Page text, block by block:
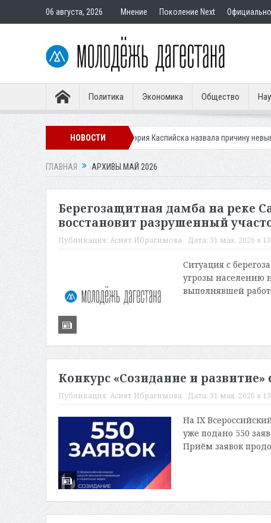
06 августа, 2026 Мнение Поколение Next Официально
Политика Экономика Общество
НОВОСТИ
клещей Мэрия Каспийска назвала причину невывоза мусора в
ГЛАВНАЯ АРХИВЫ МАЙ 2026
Берегозащитная дамба на реке
восстановит разрушенный
Публикация: Асият Ибрагимова Дата: 31 мая, 2026 в
Ситуация с
угрозы населению
выполнявшей
Конкурс «Созидание и
Публикация: Асият Ибрагимова Дата: 31 мая, 2026 в
На IX
уже подано 550
Приём заявок